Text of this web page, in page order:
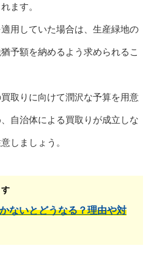
ます。
用していた場合は、生産緑地の
予額を納めるよう求められるこ
取りに向けて潤沢な予算を用意
自治体による買取りが成立しな
しましょう。
ないとどうなる？理由や対